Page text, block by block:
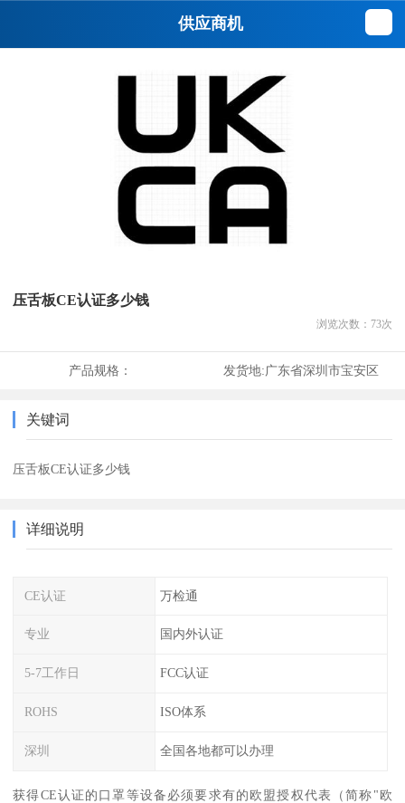
供应商机
压舌板CE认证多少钱
浏览次数： 73次
产品规格： 发货地:广东省深圳市宝安区
关键词
压舌板CE认证多少钱
详细说明
CE认证 万检通
专业 国内外认证
5-7工作日 FCC认证
ROHS ISO体系
深圳 全国各地都可以办理
获得CE认证的口罩等设备必须要求有的欧盟授权代表（简称"欧